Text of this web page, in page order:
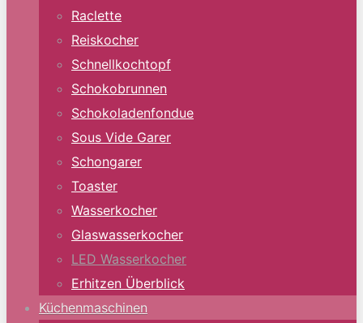
Raclette
Reiskocher
Schnellkochtopf
Schokobrunnen
Schokoladenfondue
Sous Vide Garer
Schongarer
Toaster
Wasserkocher
Glaswasserkocher
LED Wasserkocher
Erhitzen Überblick
Küchenmaschinen